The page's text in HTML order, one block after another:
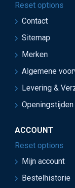
Reset options
Contact
Sitemap
Merken
Algemene
Levering &
Openingstijden
ACCOUNT
Reset options
Mijn account
Bestelhistorie